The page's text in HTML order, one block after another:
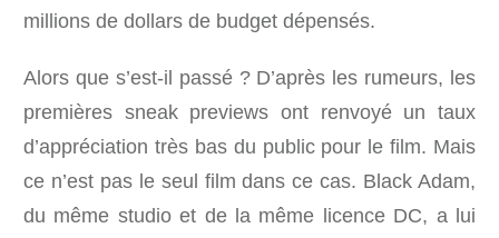
millions de dollars de budget dépensés.
Alors que s’est-il passé ? D’après les rumeurs, les
premières sneak previews ont renvoyé un taux
d’appréciation très bas du public pour le film. Mais
ce n’est pas le seul film dans ce cas. Black Adam,
du même studio et de la même licence DC, a lui